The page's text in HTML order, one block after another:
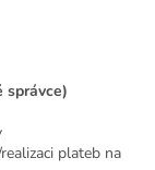
správce)
plateb na